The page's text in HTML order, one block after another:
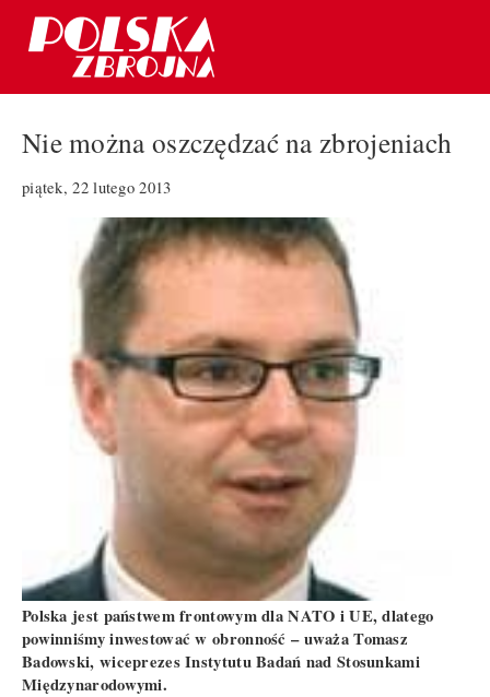
Nie można oszczędzać na zbrojeniach
piątek, 22 lutego 2013
Polska jest państwem frontowym dla NATO i UE, dlatego
powinniśmy inwestować w obronność – uważa Tomasz
Badowski, wiceprezes Instytutu Badań nad Stosunkami
Międzynarodowymi.